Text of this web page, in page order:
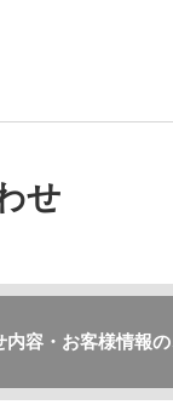
せ
内容・お客様情報